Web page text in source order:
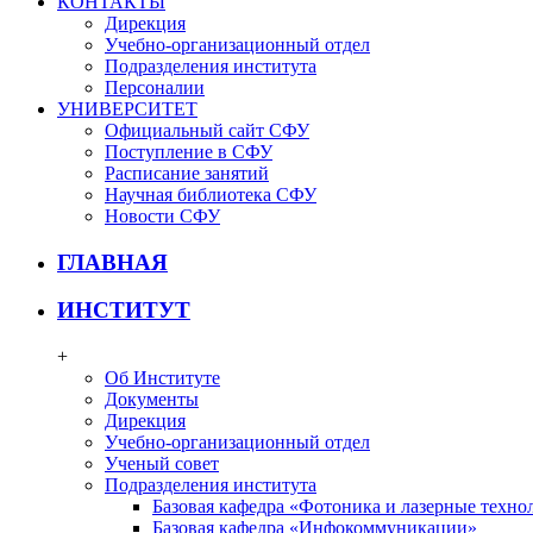
Дирекция
Учебно-организационный отдел
Подразделения института
Персоналии
УНИВЕРСИТЕТ
Официальный сайт СФУ
Поступление в СФУ
Расписание занятий
Научная библиотека СФУ
Новости СФУ
ГЛАВНАЯ
ИНСТИТУТ
+
Об Институте
Документы
Дирекция
Учебно-организационный отдел
Ученый совет
Подразделения института
Базовая кафедра «Фотоника и лазерные
Базовая кафедра «Инфокоммуникации»